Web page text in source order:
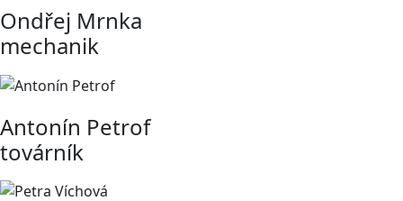
Ondřej Mrnka
mechanik
Antonín Petrof
továrník